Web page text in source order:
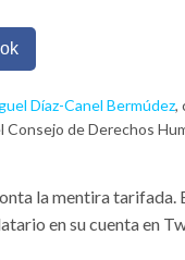
Díaz-Canel Bermúdez,
de Derechos
la mentira
en su cuenta en